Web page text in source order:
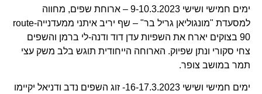
ימים חמישי ושישי 9-10.3.2023 – ארוחת שפים, מחווה
למסעדת "מונגוליאן גריל בר" – שף יריב איתני ממעדנייה-route
90 בצוקים יארח את השפיות עדן דוד ודנה-לי ברמן והשפים
צחי סקורי ונתן שפיוק. הארוחה הייחודית תוגש בלב משק עצי
תמר במושב צופר.
ימים חמישי ושישי 16-17.3.2023- זוג השפים נדב ודניאל יקיימו